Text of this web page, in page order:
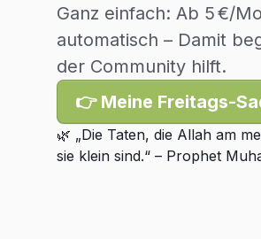
Ganz einfach: Ab 5 €/
automatisch – Damit
der Community hilft.
👉 Meine Freitags-
🌿 „Die Taten, die Allah am